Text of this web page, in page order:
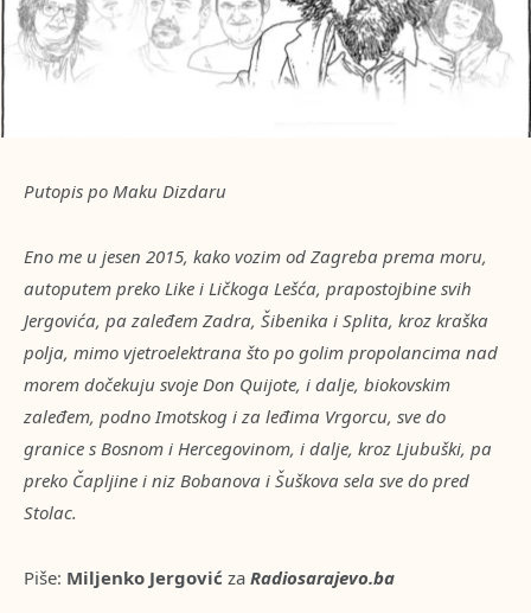
Putopis po Maku Dizdaru
Eno me u jesen 2015, kako vozim od Zagreba prema moru,
autoputem preko Like i Ličkoga Lešća, prapostojbine svih
Jergovića, pa zaleđem Zadra, Šibenika i Splita, kroz kraška
polja, mimo vjetroelektrana što po golim propolancima nad
morem dočekuju svoje Don Quijote, i dalje, biokovskim
zaleđem, podno Imotskog i za leđima Vrgorcu, sve do
granice s Bosnom i Hercegovinom, i dalje, kroz Ljubuški, pa
preko Čapljine i niz Bobanova i Šuškova sela sve do pred
Stolac.
Piše: Miljenko Jergović za Radiosarajevo.ba